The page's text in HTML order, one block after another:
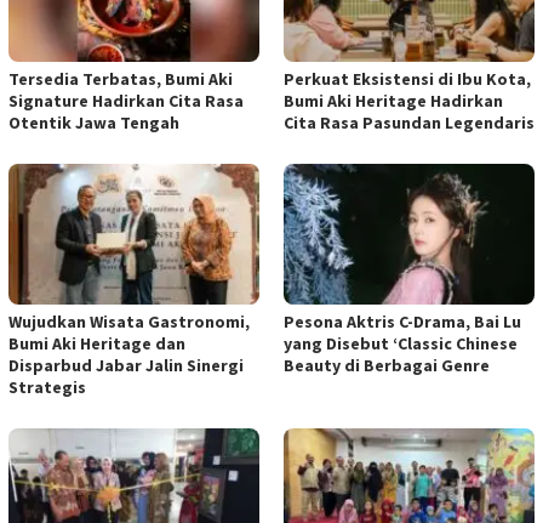
Tersedia Terbatas, Bumi Aki
Signature Hadirkan Cita Rasa
Otentik Jawa Tengah
​Perkuat Eksistensi di Ibu Kota,
Bumi Aki Heritage Hadirkan
Cita Rasa Pasundan Legendaris
Wujudkan Wisata Gastronomi,
Bumi Aki Heritage dan
Disparbud Jabar Jalin Sinergi
Strategis
Pesona Aktris C-Drama, Bai Lu
yang Disebut ‘Classic Chinese
Beauty di Berbagai Genre